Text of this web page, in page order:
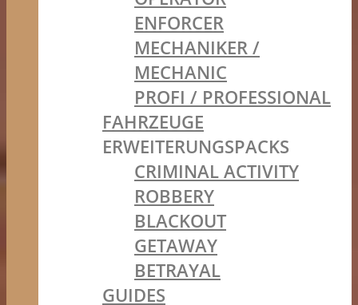
ENFORCER
MECHANIKER /
MECHANIC
PROFI / PROFESSIONAL
FAHRZEUGE
ERWEITERUNGSPACKS
CRIMINAL ACTIVITY
ROBBERY
BLACKOUT
GETAWAY
BETRAYAL
GUIDES